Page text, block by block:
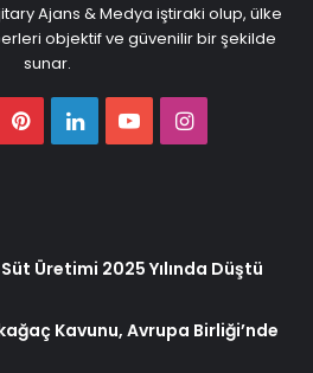
Ajans & Medya iştiraki olup, ülke
objektif ve güvenilir bir şekilde
sunar.
Pinterest
LinkedInYouTubeInstagram
Süt Üretimi 2025 Yılında Düştü
Kavunu, Avrupa Birliği’nde